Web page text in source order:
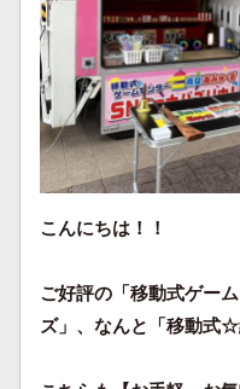
こんにちは！！
ご好評の「移動式ゲ
ズ」、なんと「移動式☆